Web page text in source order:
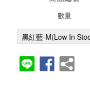
數量